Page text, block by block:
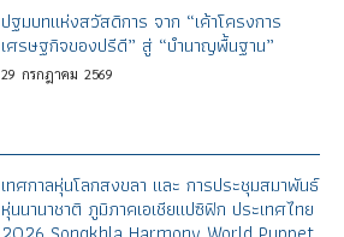
ปฐมบทแห่งสวัสดิการ จาก “เค้าโครงการ
เศรษฐกิจของปรีดี” สู่ “บำนาญพื้นฐาน”
29 กรกฎาคม 2569
เทศกาลหุ่นโลกสงขลา และ การประชุมสมาพันธ์
หุ่นนานาชาติ ภูมิภาคเอเชียแปซิฟิก ประเทศไทย